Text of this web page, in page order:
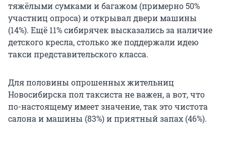
тяжёлыми сумками и багажом (примерно 50%
участниц опроса) и открывал двери машины
(14%). Ещё 11% сибирячек высказались за наличие
детского кресла, столько же поддержали идею
такси представительского класса.
Для половины опрошенных жительниц
Новосибирска пол таксиста не важен, а вот, что
по-настоящему имеет значение, так это чистота
салона и машины (83%) и приятный запах (46%).